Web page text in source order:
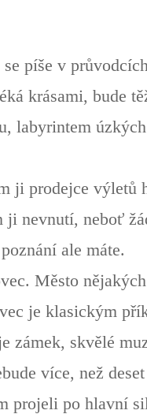
píše v
krásami, bude
labyrintem
ji prodejce výletů
ji nevnutí, neboť
ale máte.
Město
je klasickým
zámek, skvělé
více, než
projeli po hlavní